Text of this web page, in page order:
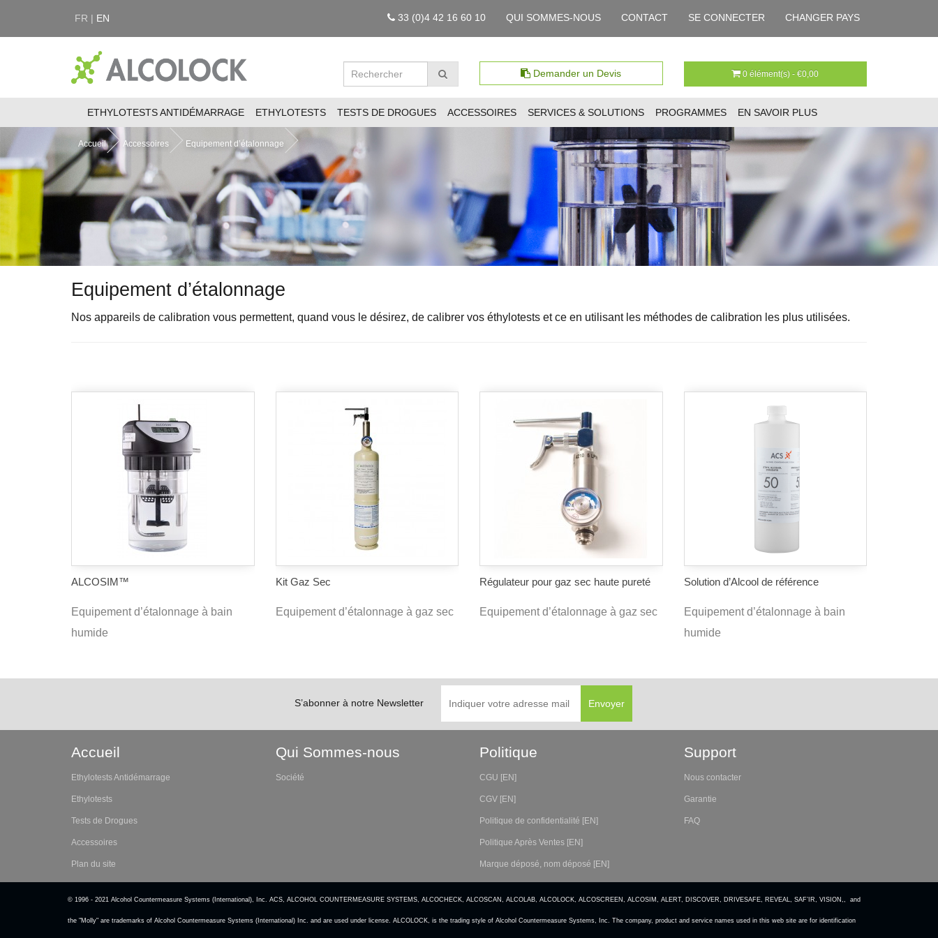
FR | EN 33 (0)4 42 16 60 10 QUI SOMMES-NOUS CONTACT SE CONNECTER CHANGER PAYS
Demander un Devis 0 élément(s) - €0,00
ETHYLOTESTS ANTIDÉMARRAGE ETHYLOTESTS TESTS DE DROGUES ACCESSOIRES SERVICES & SOLUTIONS PROGRAMMES EN SAVOIR PLUS
Accueil Accessoires Equipement d’étalonnage
Equipement d’étalonnage
Nos appareils de calibration vous permettent, quand vous le désirez, de calibrer vos éthylotests et ce en utilisant les méthodes de calibration les plus utilisées.
ALCOSIM™
Equipement d’étalonnage à bain
humide
Kit Gaz Sec
Equipement d’étalonnage à gaz sec
Régulateur pour gaz sec haute pureté
Equipement d’étalonnage à gaz sec
Solution d’Alcool de référence
Equipement d’étalonnage à bain
humide
S’abonner à notre Newsletter
Accueil
Ethylotests Antidémarrage
Ethylotests
Tests de Drogues
Accessoires
Plan du site
Qui Sommes-nous
Société
Politique
CGU [EN]
CGV [EN]
Politique de confidentialité [EN]
Politique Après Ventes [EN]
Marque déposé, nom déposé [EN]
Support
Nous contacter
Garantie
FAQ
© 1996 - 2021 Alcohol Countermeasure Systems (International), Inc. ACS, ALCOHOL COUNTERMEASURE SYSTEMS, ALCOCHECK, ALCOSCAN, ALCOLAB, ALCOLOCK, ALCOSCREEN, ALCOSIM, ALERT, DISCOVER, DRIVESAFE, REVEAL, SAF’IR, VISION,, and
the "Molly" are trademarks of Alcohol Countermeasure Systems (International) Inc. and are used under license. ALCOLOCK, is the trading style of Alcohol Countermeasure Systems, Inc. The company, product and service names used in this web site are for identification